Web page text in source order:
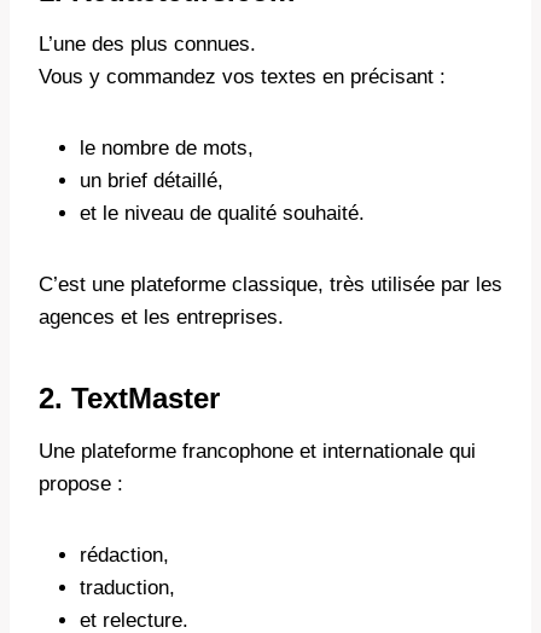
L’une des plus connues.
Vous y commandez vos textes en précisant :
le nombre de mots,
un brief détaillé,
et le niveau de qualité souhaité.
C’est une plateforme classique, très utilisée par les
agences et les entreprises.
2. TextMaster
Une plateforme francophone et internationale qui
propose :
rédaction,
traduction,
et relecture.